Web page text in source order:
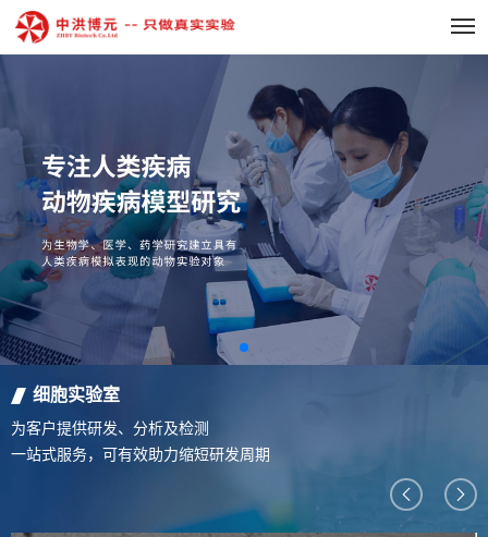
细胞实验室
为客户提供研发、分析及检测
一站式服务，可有效助力缩短研发周期